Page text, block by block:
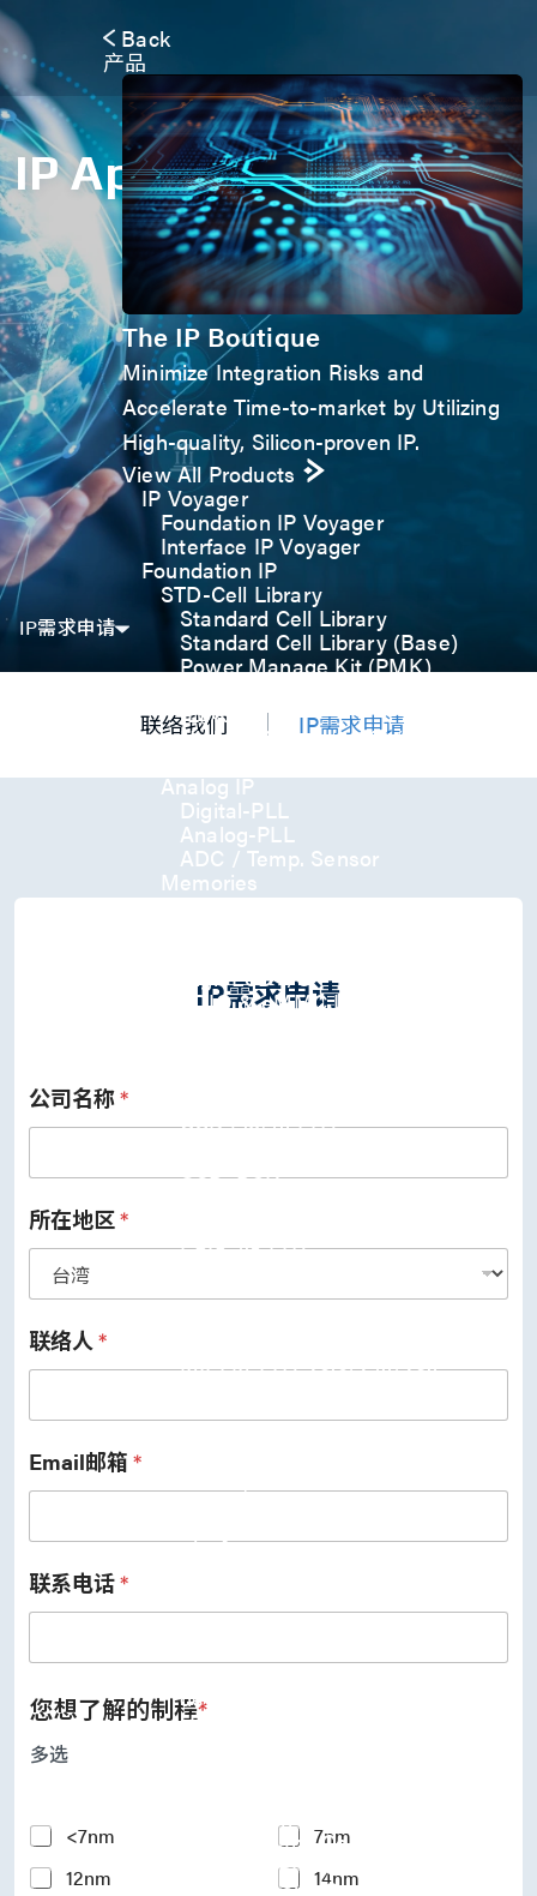
Back
产品
The IP Boutique
Minimize Integration Risks and
Accelerate Time-to-market by Utilizing
High-quality, Silicon-proven IP.
View All Products
IP Voyager
Foundation IP Voyager
Interface IP Voyager
Foundation IP
STD-Cell Library
Standard Cell Library
Standard Cell Library (Base)
Power Manage Kit (PMK)
(LPKT)
High Performance Kit (HPKT)
Analog IP
Digital-PLL
Analog-PLL
ADC / Temp. Sensor
Memories
Memory Compiler
High ESD I/O
SDIO & eMMC I/O
USB 2.0/1.1 PHY
USB_BCK
PCIe 4.0 PHY
MIPI M-PHY v5.0/v4.1/v3.1
UniPro Controller 2.0 (host /
device)
UniPro Controller 1.8 (host /
IP Integration Service
USB PHY and Controller
MIPI C/D PHY and Controller
PCIe PHY and Controller
IP Application Form
IP需求申请
联络我们 IP需求申请
IP需求申请
公司名称*
所在地区*
联络人*
Email邮箱 *
联系电话*
您想了解的制程*
多选
Y
o
u
<7nm
7nm
12nm
14nm